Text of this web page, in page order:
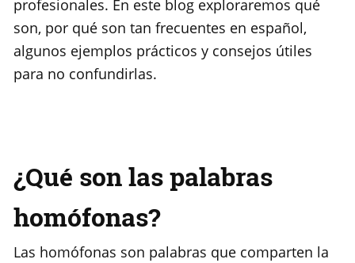
profesionales. En este blog exploraremos qué
son, por qué son tan frecuentes en español,
algunos ejemplos prácticos y consejos útiles
para no confundirlas.
¿Qué son las palabras
homófonas?
Las homófonas son palabras que comparten la